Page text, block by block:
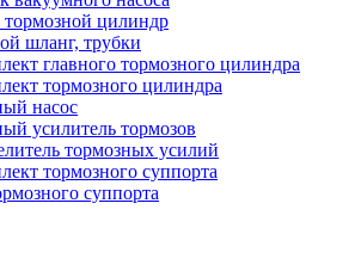
тормозной цилиндр
шланг, трубки
главного тормозного цилиндра
тормозного цилиндра
насос
усилитель тормозов
тормозных усилий
тормозного суппорта
суппорта